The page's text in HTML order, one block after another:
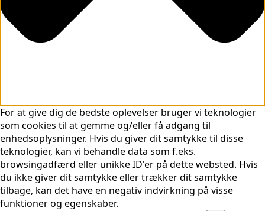
For at give dig de bedste oplevelser bruger vi teknologier
som cookies til at gemme og/eller få adgang til
enhedsoplysninger. Hvis du giver dit samtykke til disse
teknologier, kan vi behandle data som f.eks.
browsingadfærd eller unikke ID'er på dette websted. Hvis
du ikke giver dit samtykke eller trækker dit samtykke
tilbage, kan det have en negativ indvirkning på visse
funktioner og egenskaber.